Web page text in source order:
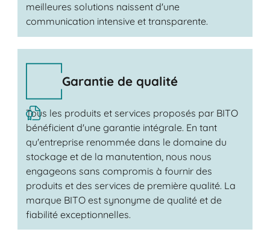
meilleures solutions naissent d'une
communication intensive et transparente.
Garantie de qualité
Tous les produits et services proposés par BITO
bénéficient d'une garantie intégrale. En tant
qu'entreprise renommée dans le domaine du
stockage et de la manutention, nous nous
engageons sans compromis à fournir des
produits et des services de première qualité. La
marque BITO est synonyme de qualité et de
fiabilité exceptionnelles.